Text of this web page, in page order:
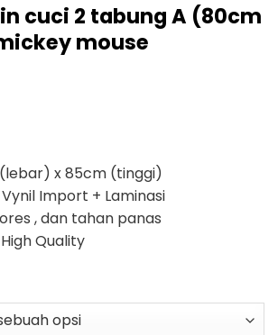
cuci 2 tabung A (80cm
mouse
x 85cm (tinggi)
Import + Laminasi
, dan tahan panas
Quality